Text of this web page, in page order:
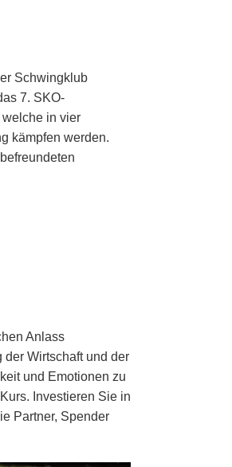
Schwingklub
7. SKO-
in vier
kämpfen werden.
Anlass
Wirtschaft und der
und Emotionen zu
Investieren Sie in
Partner, Spender